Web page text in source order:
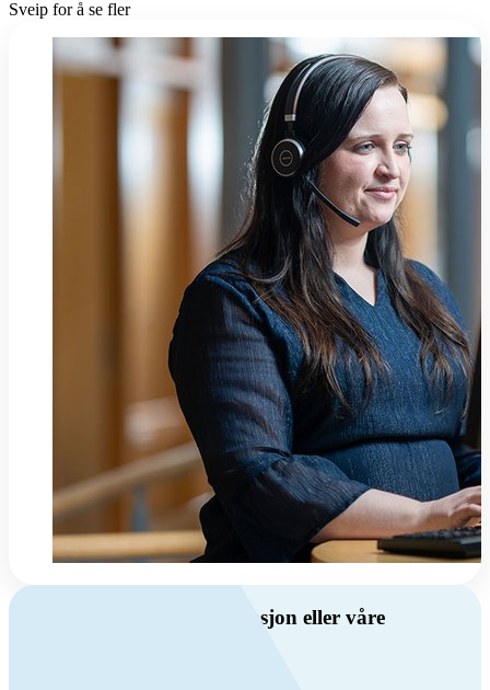
Sveip for å se fler
Har du spørsmål om ventilasjon eller våre